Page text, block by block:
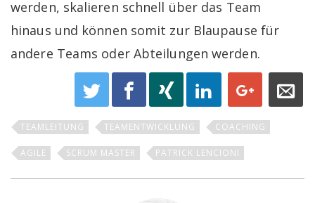
werden, skalieren schnell über das Team
hinaus und können somit zur Blaupause für
andere Teams oder Abteilungen werden.
TEAMLEITUNG TEAMENTWICKLUNG COACHING
AGILE SCRUM MASTER PATRICK LENCIONI